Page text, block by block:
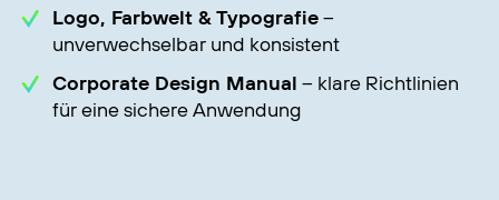
Logo, Farbwelt & Typografie–
unverwechselbar und konsistent
Corporate Design Manual – klare Richtlinien
für eine sichere Anwendung